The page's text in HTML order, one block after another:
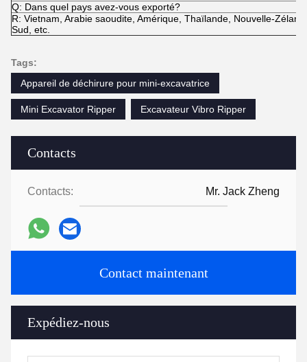
Contacts
Contacts: Mr. Jack Zheng
Contact maintenant
Expédiez-nous
Q: Dans quel pays avez-vous exporté?
R: Vietnam, Arabie saoudite, Amérique, Thaïlande, Nouvelle-
Sud, etc.
Tags:
Appareil de déchirure pour mini-excavatrice
Mini Excavator Ripper Excavateur Vibro Ripper